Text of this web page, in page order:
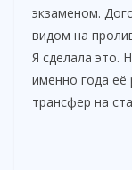
экзаменом.
видом на
Я сделала это.
именно года её
трансфер на